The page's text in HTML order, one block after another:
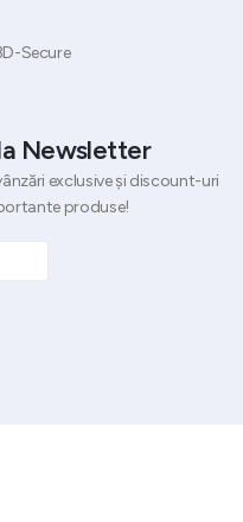
Secure
Newsletter
exclusive și discount-uri
produse!